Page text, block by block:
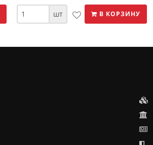
шт В КОРЗИНУ